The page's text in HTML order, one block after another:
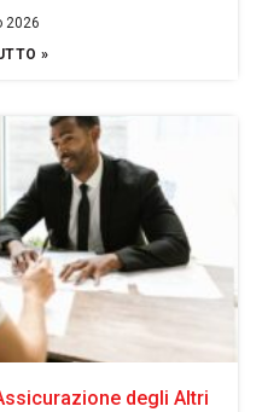
2026
»
degli Altri